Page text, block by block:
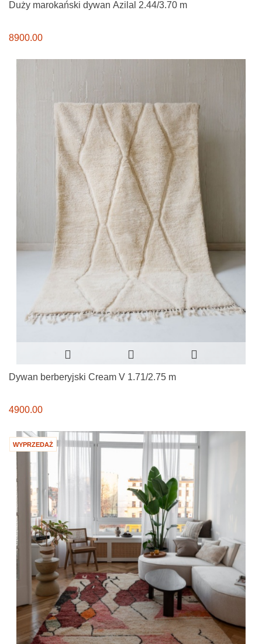
Duży marokański dywan Azilal 2.44/3.70 m
8900.00
Dywan berberyjski Cream V 1.71/2.75 m
4900.00
WYPRZEDAŻ